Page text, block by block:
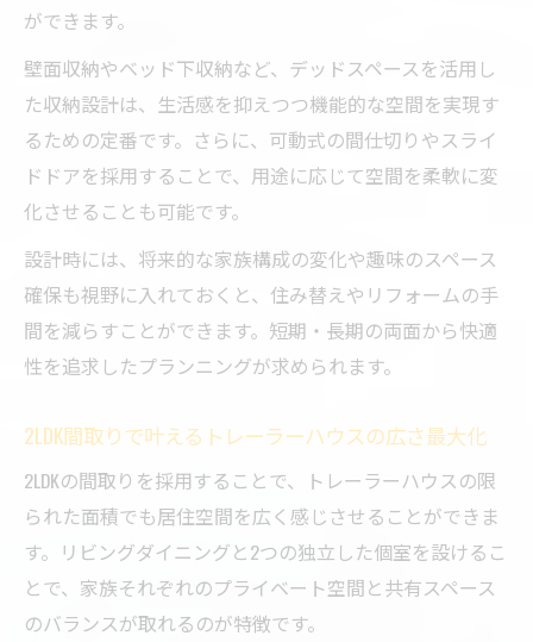
ロフト付きトレーラーハウス活用時の落と
トレーラーハウス住居用で後悔しない動線
設計の秘訣
トレーラーハウスで実現する2LDKとロフト活用
術
2LDKトレーラーハウス間取りの実例と快適
性検証
ロフトが広げるトレーラーハウスの住居可
能性
活用する方法
トレーラーハウスで家族暮らしを叶えるレ
イアウト戦略
ロフト付きトレーラーハウスの間取り工夫
と利点
固定資産税の疑問に答える暮らしやすさ比較
ができます。
壁面収納やベッド下収納など、デッドスペースを活用し
た収納設計は、生活感を抑えつつ機能的な空間を実現す
るための定番です。さらに、可動式の間仕切りやスライ
ドドアを採用することで、用途に応じて空間を柔軟に変
化させることも可能です。
設計時には、将来的な家族構成の変化や趣味のスペース
確保も視野に入れておくと、住み替えやリフォームの手
間を減らすことができます。短期・長期の両面から快適
性を追求したプランニングが求められます。
2LDK間取りで叶えるトレーラーハウスの広さ最大化
2LDKの間取りを採用することで、トレーラーハウスの限
られた面積でも居住空間を広く感じさせることができま
す。リビングダイニングと2つの独立した個室を設けるこ
とで、家族それぞれのプライベート空間と共有スペース
のバランスが取れるのが特徴です。